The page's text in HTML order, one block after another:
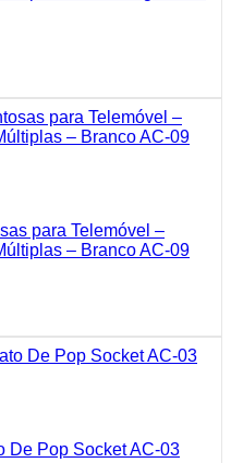
para Telemóvel –
– Branco AC-09
De Pop Socket AC-03